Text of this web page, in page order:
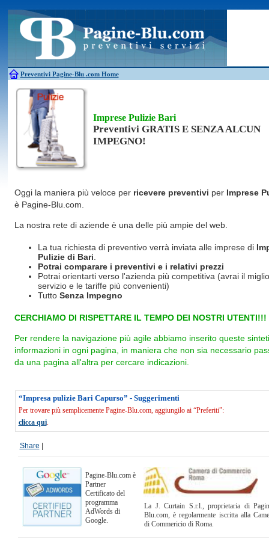
Preventivi Pagine-Blu .com Home
Antifurti
Allarme
Bagni chimici
Edilizia Giardinieri
Caldaie
Falegnami Idraulici
Canne fumarie
Parquet
Imprese Pulizie Bari
Preventivi GRATIS E SENZA ALCUN
IMPEGNO!
Oggi la maniera più veloce per ricevere preventivi per Imprese
è Pagine-Blu.com.
La nostra rete di aziende è una delle più ampie del web.
La tua richiesta di preventivo verrà inviata alle imprese di
Pulizie di Bari
Potrai comparare i preventivi e i relativi prezzi
Potrai orientarti verso l'azienda più competitiva (avrai il
servizio e le tariffe più convenienti)
Tutto Senza Impegno
CERCHIAMO DI RISPETTARE IL TEMPO DEI NOSTRI UTENTI!!!
Per rendere la navigazione più agile abbiamo inserito queste
informazioni in ogni pagina, in maniera che non sia necessario
da una pagina all'altra per cercare indicazioni.
“Impresa pulizie Bari Capurso” - Suggerimenti
Per trovare più semplicemente Pagine-Blu.com, aggiungilo ai “Preferiti”:
clicca qui.
Share
Pagine-Blu.com è
Partner
Certificato del
programma
AdWords di
Google.
La J. Curtain S.r.l., proprietaria di
Blu.com, è regolarmente iscritta alla
di Commericio di Roma.